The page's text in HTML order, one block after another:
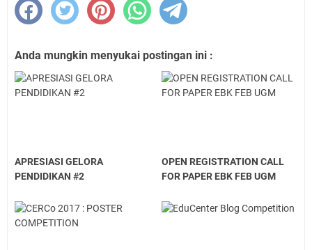
Anda mungkin menyukai postingan ini :
APRESIASI GELORA
PENDIDIKAN #2
OPEN REGISTRATION CALL
FOR PAPER EBK FEB UGM